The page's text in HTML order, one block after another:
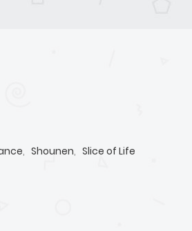
, Shounen, Slice of Life